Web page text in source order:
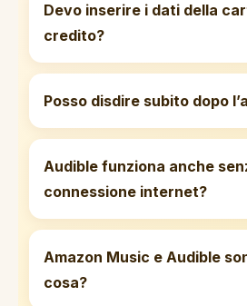
Devo inserire i dati della
credito?
Posso disdire subito dopo
Audible funziona anche
connessione internet?
Amazon Music e Audible
cosa?